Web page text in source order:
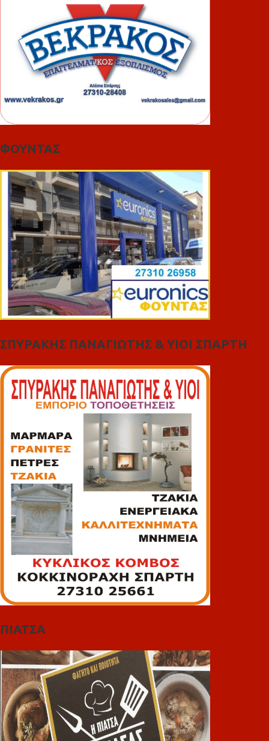
ΦΟΥΝΤΑΣ
ΣΠΥΡΑΚΗΣ ΠΑΝΑΓΙΩΤΗΣ & YIOI ΣΠΑΡΤΗ
ΠΙΑΤΣΑ